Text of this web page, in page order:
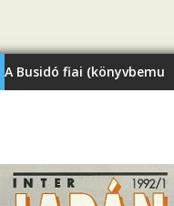
Japán hőhullám